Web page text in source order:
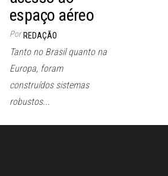
espaço aéreo
Por REDAÇÃO
Tanto no Brasil quanto na
Europa, foram
construídos sistemas
robustos...